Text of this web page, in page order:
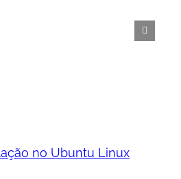
no Ubuntu Linux